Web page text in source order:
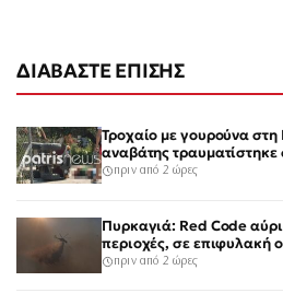
ΔΙΑΒΑΣΤΕ ΕΠΙΣΗΣ
Τροχαίο με γουρούνα
αναβάτης τραυματίστηκε
πριν από 2 ώρες
Πυρκαγιά: Red Code
περιοχές, σε επιφυλακή
πριν από 2 ώρες